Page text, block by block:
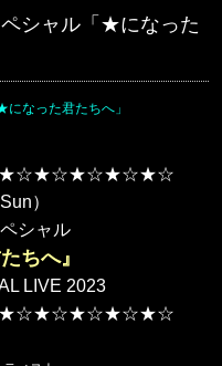
シャル「★になった
）
シャル
ちへ』
LIVE 2023